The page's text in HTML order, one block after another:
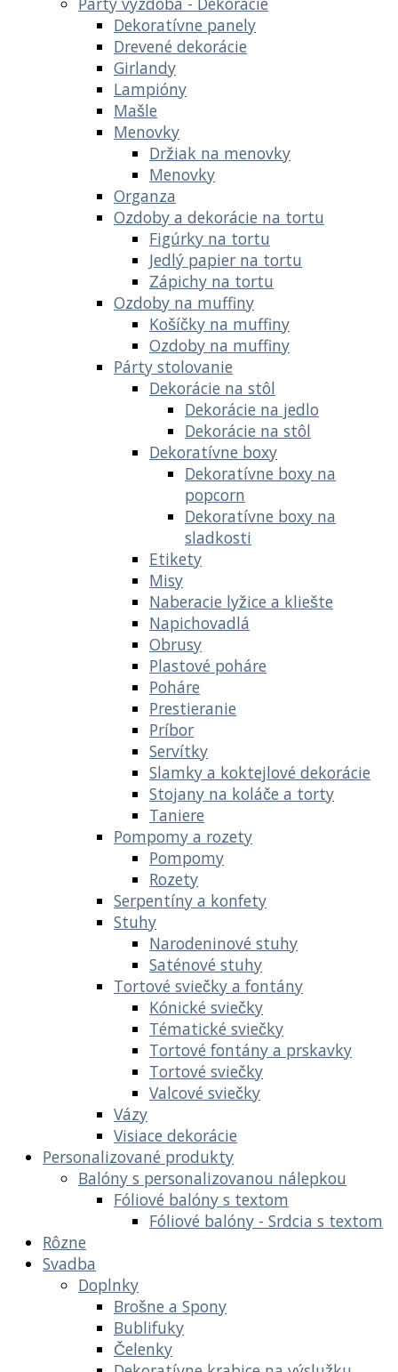
Dekoratívne panely
Drevené dekorácie
Girlandy
Lampióny
Mašle
Menovky
Držiak na menovky
Menovky
Organza
Ozdoby a dekorácie na tortu
Figúrky na tortu
Jedlý papier na tortu
Zápichy na tortu
Ozdoby na muffiny
Košíčky na muffiny
Ozdoby na muffiny
Párty stolovanie
Dekorácie na stôl
Dekorácie na jedlo
Dekorácie na stôl
Dekoratívne boxy
Dekoratívne boxy na
popcorn
Dekoratívne boxy na
sladkosti
Etikety
Misy
Naberacie lyžice a kliešte
Napichovadlá
Obrusy
Plastové poháre
Poháre
Prestieranie
Príbor
Servítky
Slamky a koktejlové dekorácie
Stojany na koláče a torty
Taniere
Pompomy a rozety
Pompomy
Rozety
Serpentíny a konfety
Stuhy
Narodeninové stuhy
Saténové stuhy
Tortové sviečky a fontány
Kónické sviečky
Tématické sviečky
Tortové fontány a prskavky
Tortové sviečky
Valcové sviečky
Vázy
Visiace dekorácie
Personalizované produkty
Balóny s personalizovanou nálepkou
Fóliové balóny s textom
Fóliové balóny - Srdcia s textom
Rôzne
Svadba
Doplnky
Brošne a Spony
Bublifuky
Čelenky